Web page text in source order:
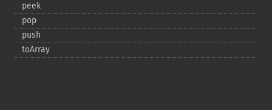
peek
pop
push
toArray